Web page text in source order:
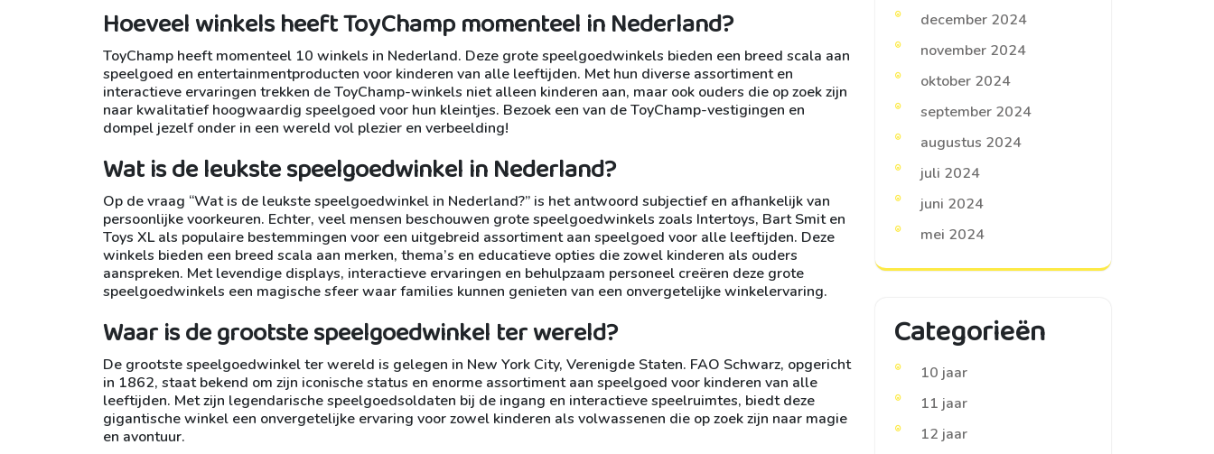
Hoeveel winkels heeft ToyChamp momenteel in Nederland?
ToyChamp heeft momenteel 10 winkels in Nederland. Deze grote speelgoedwinkels bieden een breed scala aan
speelgoed en entertainmentproducten voor kinderen van alle leeftijden. Met hun diverse assortiment en
interactieve ervaringen trekken de ToyChamp-winkels niet alleen kinderen aan, maar ook ouders die op zoek zijn
naar kwalitatief hoogwaardig speelgoed voor hun kleintjes. Bezoek een van de ToyChamp-vestigingen en
dompel jezelf onder in een wereld vol plezier en verbeelding!
Wat is de leukste speelgoedwinkel in Nederland?
Op de vraag “Wat is de leukste speelgoedwinkel in Nederland?” is het antwoord subjectief en afhankelijk van
persoonlijke voorkeuren. Echter, veel mensen beschouwen grote speelgoedwinkels zoals Intertoys, Bart Smit en
Toys XL als populaire bestemmingen voor een uitgebreid assortiment aan speelgoed voor alle leeftijden. Deze
winkels bieden een breed scala aan merken, thema’s en educatieve opties die zowel kinderen als ouders
aanspreken. Met levendige displays, interactieve ervaringen en behulpzaam personeel creëren deze grote
speelgoedwinkels een magische sfeer waar families kunnen genieten van een onvergetelijke winkelervaring.
Waar is de grootste speelgoedwinkel ter wereld?
De grootste speelgoedwinkel ter wereld is gelegen in New York City, Verenigde Staten. FAO Schwarz, opgericht
in 1862, staat bekend om zijn iconische status en enorme assortiment aan speelgoed voor kinderen van alle
leeftijden. Met zijn legendarische speelgoedsoldaten bij de ingang en interactieve speelruimtes, biedt deze
gigantische winkel een onvergetelijke ervaring voor zowel kinderen als volwassenen die op zoek zijn naar magie
en avontuur.
december 2024
november 2024
oktober 2024
september 2024
augustus 2024
juli 2024
juni 2024
mei 2024
Categorieën
10 jaar
11 jaar
12 jaar